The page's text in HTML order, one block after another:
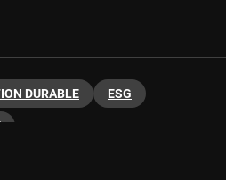
DURABLE ESG